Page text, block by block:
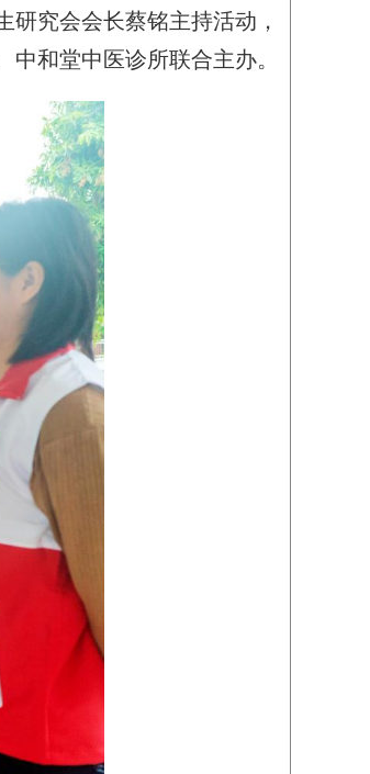
研究会会长蔡铭主持活动，
和堂中医诊所联合主办。